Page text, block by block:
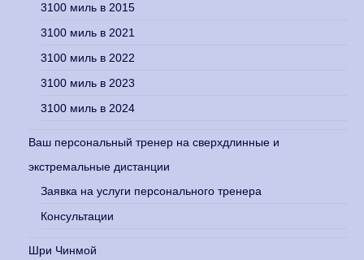
3100 миль в 2015
3100 миль в 2021
3100 миль в 2022
3100 миль в 2023
3100 миль в 2024
Ваш персональный тренер на сверхдлинные и
экстремальные дистанции
Заявка на услуги персонального тренера
Консультации
Шри Чинмой